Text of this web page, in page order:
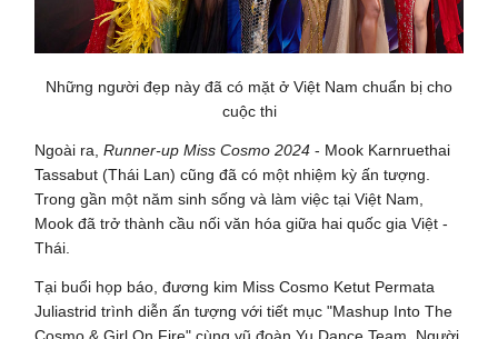
Những người đẹp này đã có mặt ở Việt Nam chuẩn bị cho
cuộc thi
Ngoài ra,Runner-up Miss Cosmo 2024 - Mook Karnruethai
Tassabut (Thái Lan) cũng đã có một nhiệm kỳ ấn tượng.
Trong gần một năm sinh sống và làm việc tại Việt Nam,
Mook đã trở thành cầu nối văn hóa giữa hai quốc gia Việt -
Thái.
Tại buổi họp báo, đương kim Miss Cosmo Ketut Permata
Juliastrid trình diễn ấn tượng với tiết mục "Mashup Into The
Cosmo & Girl On Fire" cùng vũ đoàn Yu Dance Team. Người